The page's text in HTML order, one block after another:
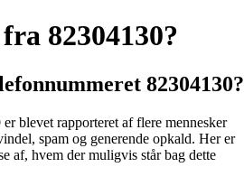
82304130?
82304130?
blevet rapporteret af flere mennesker
spam og generende opkald. Her er
af, hvem der muligvis står bag dette